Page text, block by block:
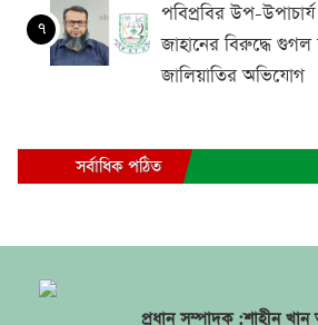
৭
পবিপ্রবির উপ-
জাহানের বিরুদ্ধে গুগল
জালিয়াতির অভিযোগ
সর্বাধিক পঠিত
প্রধান সম্পাদক :শাহীন